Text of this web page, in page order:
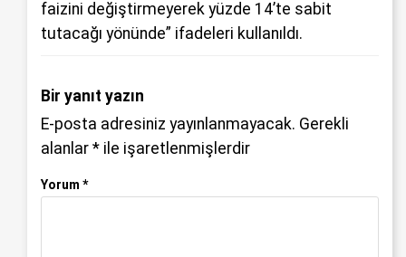
faizini değiştirmeyerek yüzde 14’te sabit
tutacağı yönünde” ifadeleri kullanıldı.
Bir yanıt yazın
E-posta adresiniz yayınlanmayacak. Gerekli
alanlar * ile işaretlenmişlerdir
Yorum *